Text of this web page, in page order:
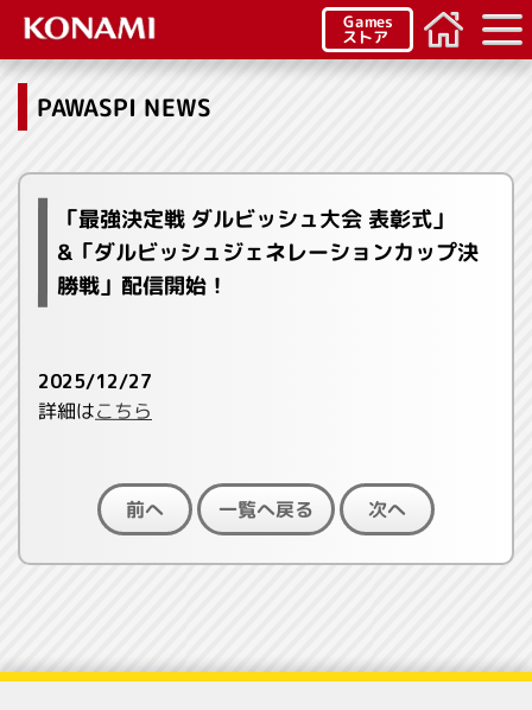
Games
ストア
PAWASPI NEWS
「最強決定戦 ダルビッシュ大会 表彰式」
&「ダルビッシュジェネレーションカップ決
勝戦」配信開始！
2025/12/27
詳細はこちら
前へ 一覧へ戻る 次へ